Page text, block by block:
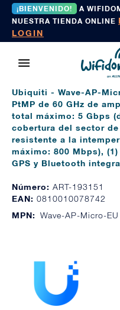
¡BIENVENIDO!
A
NUESTRA TIENDA ONLINE
LOGIN
Ubiquiti - Wave-AP-
PtMP de 60 GHz de
total máximo: 5 Gbps
cobertura del sector
resistente a la
máximo: 800 Mbps),
GPS y Bluetooth
Número: ART-193151
EAN: 0810010078742
MPN: Wave-AP-Micro-EU